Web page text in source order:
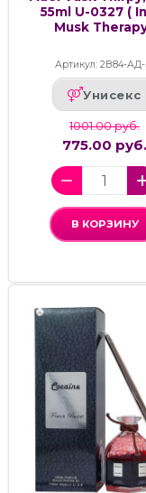
55ml U-0327 (
Musk
Артикул: 2В84-АД-
Унисекс
1001.00 руб.
775.00 руб.
В КОРЗИНУ